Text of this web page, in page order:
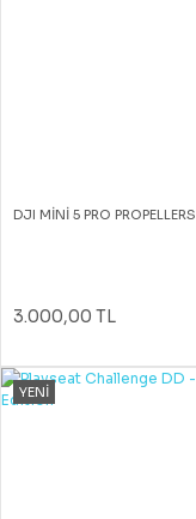
DJI MİNİ 5 PRO PROPELLERS
3.000,00 TL
YENİ